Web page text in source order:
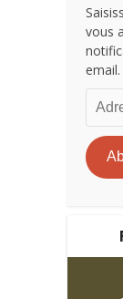
vous
email.
e-
mail